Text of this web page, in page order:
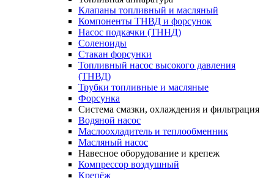
Клапаны топливный и масляный
Компоненты ТНВД и форсунок
Насос подкачки (ТННД)
Соленоиды
Стакан форсунки
Топливный насос высокого давления
(ТНВД)
Трубки топливные и масляные
Форсунка
Система смазки, охлаждения и фильтрация
Водяной насос
Маслоохладитель и теплообменник
Масляный насос
Навесное оборудование и крепеж
Компрессор воздушный
Крепёж